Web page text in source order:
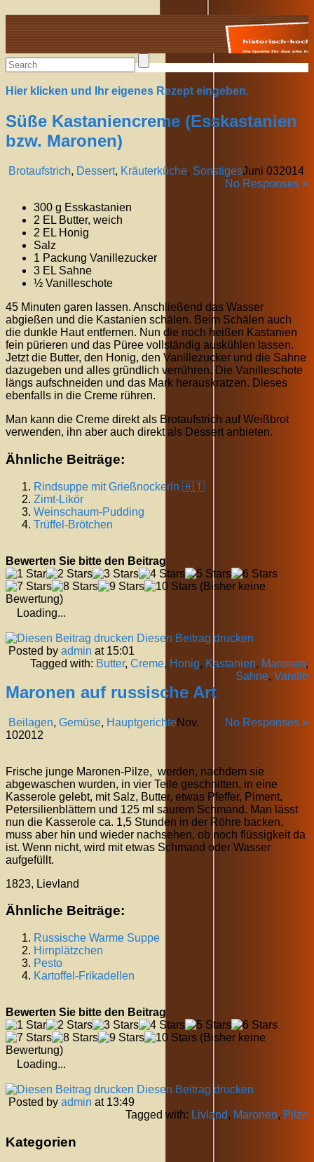
Alte Rezepte online
Hier klicken und Ihr eigenes Rezept eingeben.
Süße Kastaniencreme (Esskastanien
bzw. Maronen)
Brotaufstrich, Dessert, Kräuterküche, Sonstiges
No Responses »
Juni 032014
300 g Esskastanien
2 EL Butter, weich
2 EL Honig
Salz
1 Packung Vanillezucker
3 EL Sahne
½ Vanilleschote
45 Minuten garen lassen. Anschließend das Wasser
abgießen und die Kastanien schälen. Beim Schälen auch
die dunkle Haut entfernen. Nun die noch heißen Kastanien
fein pürieren und das Püree vollständig auskühlen lassen.
Jetzt die Butter, den Honig, den Vanillezucker und die Sahne
dazugeben und alles gründlich verrühren. Die Vanilleschote
längs aufschneiden und das Mark herauskratzen. Dieses
ebenfalls in die Creme rühren.
Man kann die Creme direkt als Brotaufstrich auf Weißbrot
verwenden, ihn aber auch direkt als Dessert anbieten.
Ähnliche Beiträge:
Rindsuppe mit Grießnockerln 🇦🇹
Zimt-Likör
Weinschaum-Pudding
Trüffel-Brötchen
Bewerten Sie bitte den Beitrag
(Bisher keine
Bewertung)
Loading...
Diesen Beitrag drucken
Posted by admin at 15:01
Tagged with: Butter, Creme, Honig, Kastanien, Maronen,
Sahne, Vanille
Maronen auf russische Art
Beilagen, Gemüse, Hauptgerichte No Responses »
Nov.
102012
Frische junge Maronen-Pilze, werden, nachdem sie
abgewaschen wurden, in vier Teile geschnitten, in eine
Kasserole gelebt, mit Salz, Butter, etwas Pfeffer, Piment,
Petersilienblättern und 125 ml saurem Schmand. Man lässt
nun die Kasserole ca. 1,5 Stunden in der Röhre backen,
muss aber hin und wieder nachsehen, ob noch flüssigkeit da
ist. Wenn nicht, wird mit etwas Schmand oder Wasser
aufgefüllt.
1823, Lievland
Ähnliche Beiträge:
Russische Warme Suppe
Hirnplätzchen
Pesto
Kartoffel-Frikadellen
Bewerten Sie bitte den Beitrag
(Bisher keine
Bewertung)
Loading...
Diesen Beitrag drucken
Posted by admin at 13:49
Tagged with: Livland, Maronen, Pilze
Kategorien